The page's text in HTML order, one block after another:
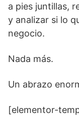
a pies juntillas,
y analizar si lo
negocio.
Nada más.
Un abrazo
[elementor-